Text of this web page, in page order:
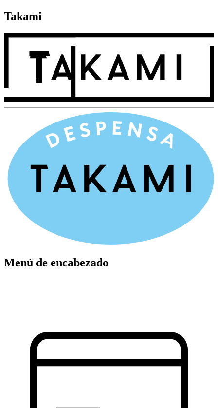
Takami
Menú de encabezado